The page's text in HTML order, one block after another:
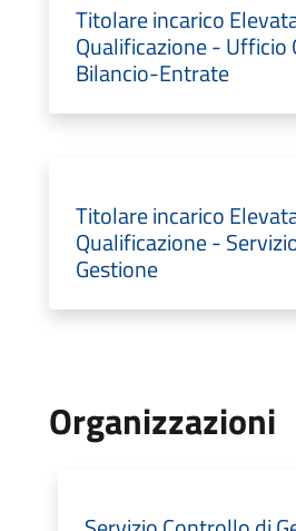
Titolare incarico
Qualificazione - Ufficio
Bilancio-Entrate
Titolare incarico
Qualificazione -
Gestione
Organizzazioni